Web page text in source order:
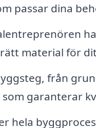
passar dina
material för
från
garanterar
hela